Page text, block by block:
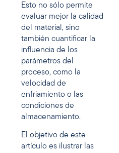
Esto no sólo permite
evaluar mejor la calidad
del material, sino
también cuantificar la
influencia de los
parámetros del
proceso, como la
velocidad de
enfriamiento o las
condiciones de
almacenamiento.
El objetivo de este
artículo es ilustrar las